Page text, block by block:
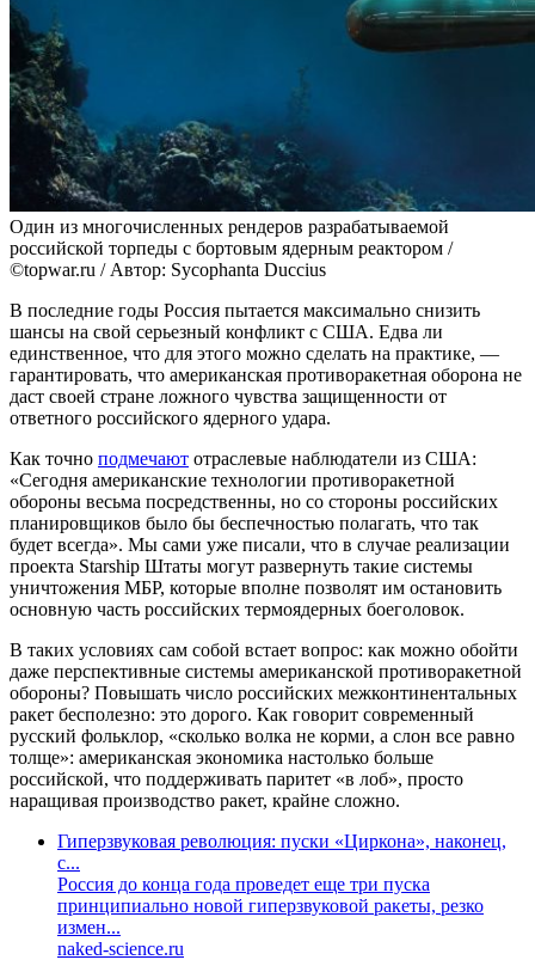
Один из многочисленных рендеров разрабатываемой
российской торпеды с бортовым ядерным реактором /
©topwar.ru / Автор: Sycophanta Duccius
В последние годы Россия пытается максимально снизить
шансы на свой серьезный конфликт с США. Едва ли
единственное, что для этого можно сделать на практике, —
гарантировать, что американская противоракетная оборона не
даст своей стране ложного чувства защищенности от
ответного российского ядерного удара.
Как точно подмечают отраслевые наблюдатели из США:
«Сегодня американские технологии противоракетной
обороны весьма посредственны, но со стороны российских
планировщиков было бы беспечностью полагать, что так
будет всегда». Мы сами уже писали, что в случае реализации
проекта Starship Штаты могут развернуть такие системы
уничтожения МБР, которые вполне позволят им остановить
основную часть российских термоядерных боеголовок.
В таких условиях сам собой встает вопрос: как можно обойти
даже перспективные системы американской противоракетной
обороны? Повышать число российских межконтинентальных
ракет бесполезно: это дорого. Как говорит современный
русский фольклор, «сколько волка не корми, а слон все равно
толще»: американская экономика настолько больше
российской, что поддерживать паритет «в лоб», просто
наращивая производство ракет, крайне сложно.
Гиперзвуковая революция: пуски «Циркона», наконец,
с...
Россия до конца года проведет еще три пуска
принципиально новой гиперзвуковой ракеты, резко
измен...
naked-science.ru